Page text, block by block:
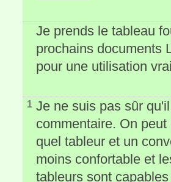
Je prends le tableau
prochains documents
pour une utilisation
1 Je ne suis pas sûr
commentaire. On
quel tableur et un
moins confortable et
tableurs sont